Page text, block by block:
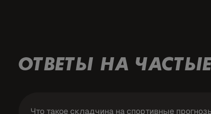
ОТВЕТЫ НА
Что такое складчина на спортивные